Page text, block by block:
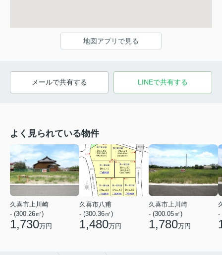
地図アプリで見る
メールで共有する LINEで共有する
よく見られている物件
久喜市上川崎
- (300.26㎡)
1,730万円
久喜市八甫
- (300.36㎡)
1,480万円
久喜市上川崎
- (300.05㎡)
1,780万円
-